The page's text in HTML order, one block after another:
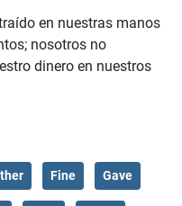
en nuestras manos
nosotros no
dinero en nuestros
Fine Gave